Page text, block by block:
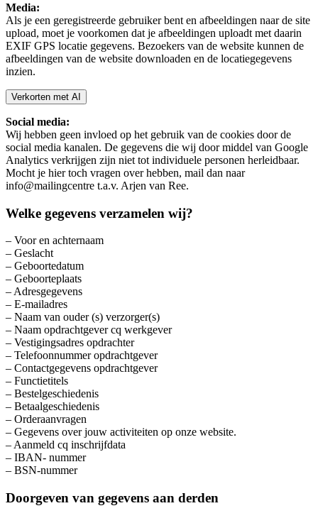
Media:
Als je een geregistreerde gebruiker bent en afbeeldingen naar de site
upload, moet je voorkomen dat je afbeeldingen uploadt met daarin
EXIF GPS locatie gegevens. Bezoekers van de website kunnen de
afbeeldingen van de website downloaden en de locatiegegevens
inzien.
Verkorten met AI
Social media:
Wij hebben geen invloed op het gebruik van de cookies door de
social media kanalen. De gegevens die wij door middel van Google
Analytics verkrijgen zijn niet tot individuele personen herleidbaar.
Mocht je hier toch vragen over hebben, mail dan naar
info@mailingcentre t.a.v. Arjen van Ree.
Welke gegevens verzamelen wij?
– Voor en achternaam
– Geslacht
– Geboortedatum
– Geboorteplaats
– Adresgegevens
– E-mailadres
– Naam van ouder (s) verzorger(s)
– Naam opdrachtgever cq werkgever
– Vestigingsadres opdrachter
– Telefoonnummer opdrachtgever
– Contactgegevens opdrachtgever
– Functietitels
– Bestelgeschiedenis
– Betaalgeschiedenis
– Orderaanvragen
– Gegevens over jouw activiteiten op onze website.
– Aanmeld cq inschrijfdata
– IBAN- nummer
– BSN-nummer
Doorgeven van gegevens aan derden